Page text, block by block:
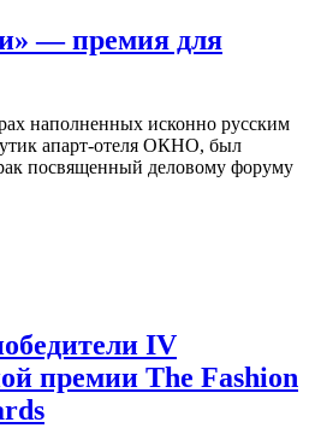
— премия для
наполненных исконно русским
апарт-отеля ОКНО, был
посвященный деловому форуму
IV
премии The Fashion